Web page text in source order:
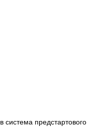
предстартового